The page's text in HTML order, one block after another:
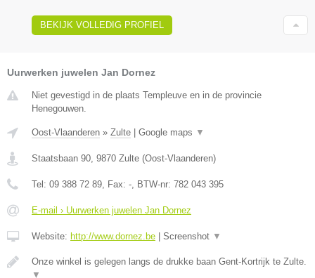
BEKIJK VOLLEDIG PROFIEL
Uurwerken juwelen Jan Dornez
Niet gevestigd in de plaats Templeuve en in de provincie
Henegouwen.
Oost-Vlaanderen » Zulte Google maps ▼
Staatsbaan 90, 9870 Zulte (Oost-Vlaanderen)
Tel: 09 388 72 89, Fax: -, BTW-nr: 782 043 395
E-mail › Uurwerken juwelen Jan Dornez
Website: http://www.dornez.be Screenshot ▼
Onze winkel is gelegen langs de drukke baan Gent-Kortrijk te Zulte.
▼